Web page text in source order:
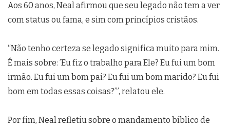
Aos 60 anos, Neal afirmou que seu legado não tem a ver
com status ou fama, e sim com princípios cristãos.
“Não tenho certeza se legado significa muito para mim.
É mais sobre: ​​’Eu fiz o trabalho para Ele? Eu fui um bom
irmão. Eu fui um bom pai? Eu fui um bom marido? Eu fui
bom em todas essas coisas?’”, relatou ele.
Por fim, Neal refletiu sobre o mandamento bíblico de